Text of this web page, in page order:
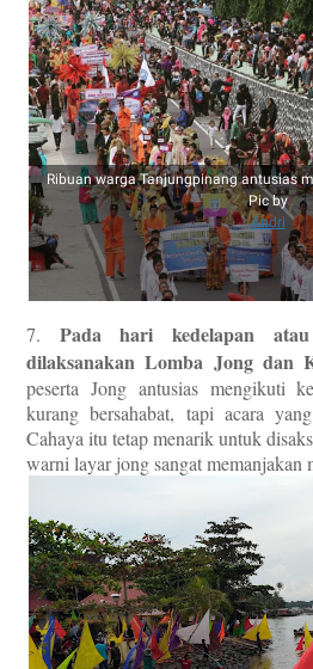
Ribuan warga Tanjungpinang antusias
Pic by
Andri
7. Pada hari kedelapan
dilaksanakan Lomba Jong dan
peserta Jong antusias mengikuti
kurang bersahabat, tapi acara
Cahaya itu tetap menarik untuk
warni layar jong sangat memanjakan